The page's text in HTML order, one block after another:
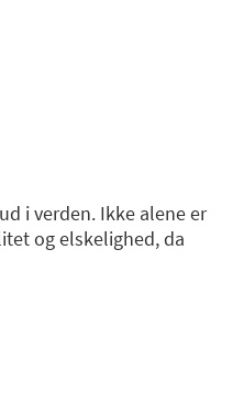
i verden. Ikke alene er
og elskelighed, da